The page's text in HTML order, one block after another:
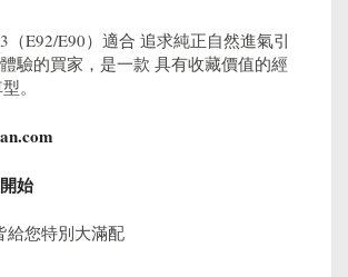
（E92/E90）適合 追求純正自然進氣引
驗的買家，是一款 具有收藏價值的經
。
始
給您特別大滿配